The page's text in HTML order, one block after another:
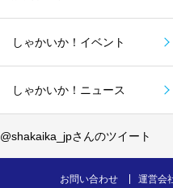
しゃかいか！イベント
しゃかいか！ニュース
@shakaika_jpさんのツイート
お問い合わせ 運営会